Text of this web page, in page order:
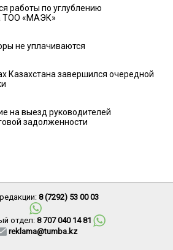
работы по углублению
ТОО «МАЭК»
не уплачиваются
Казахстана завершился очередной
на выезд руководителей
задолженности
8 (7292) 53 00 03
отдел: 8 707 040 14 81
reklama@tumba.kz